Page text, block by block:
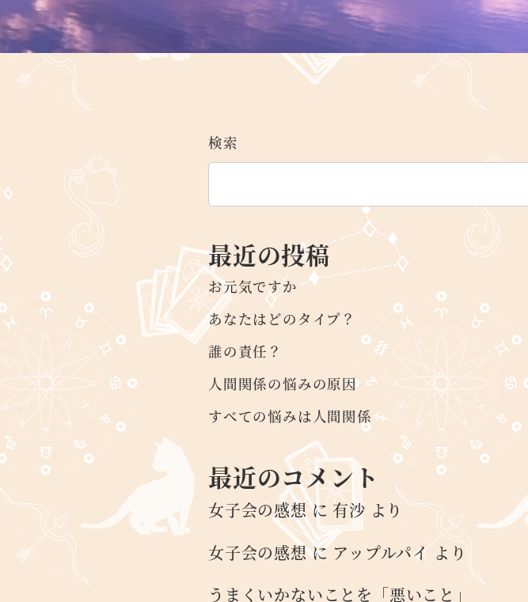
検索
最近の投稿
お元気ですか
あなたはどのタイプ？
誰の責任？
人間関係の悩みの原因
すべての悩みは人間関係
最近のコメント
女子会の感想に 有沙 より
女子会の感想にアップルパイ より
うまくいかないことを「悪いこと」